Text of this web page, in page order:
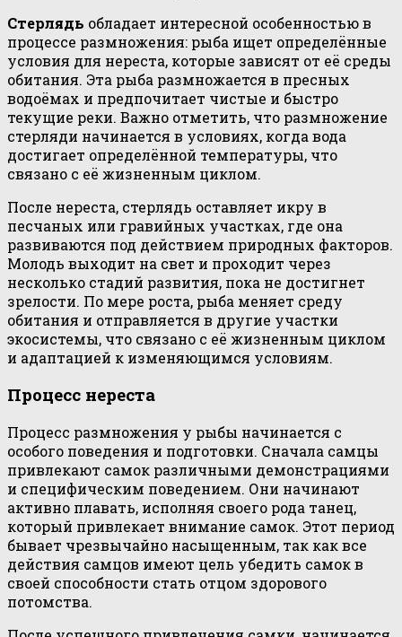
Стерлядь обладает интересной особенностью в
процессе размножения: рыба ищет определённые
условия для нереста, которые зависят от её среды
обитания. Эта рыба размножается в пресных
водоёмах и предпочитает чистые и быстро
текущие реки. Важно отметить, что размножение
стерляди начинается в условиях, когда вода
достигает определённой температуры, что
связано с её жизненным циклом.
После нереста, стерлядь оставляет икру в
песчаных или гравийных участках, где она
развиваются под действием природных факторов.
Молодь выходит на свет и проходит через
несколько стадий развития, пока не достигнет
зрелости. По мере роста, рыба меняет среду
обитания и отправляется в другие участки
экосистемы, что связано с её жизненным циклом
и адаптацией к изменяющимся условиям.
Процесс нереста
Процесс размножения у рыбы начинается с
особого поведения и подготовки. Сначала самцы
привлекают самок различными демонстрациями
и специфическим поведением. Они начинают
активно плавать, исполняя своего рода танец,
который привлекает внимание самок. Этот период
бывает чрезвычайно насыщенным, так как все
действия самцов имеют цель убедить самок в
своей способности стать отцом здорового
потомства.